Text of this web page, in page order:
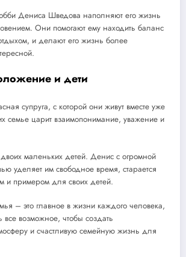
Дениса Шведова наполняют его жизнь
Они помогают ему находить баланс
и делают его жизнь более
и дети
супруга, с которой они живут вместе уже
семье царит взаимопонимание, уважение и
маленьких детей. Денис с огромной
уделяет им свободное время, старается
и примером для своих детей.
– это главное в жизни каждого человека,
все возможное, чтобы создать
и счастливую семейную жизнь для